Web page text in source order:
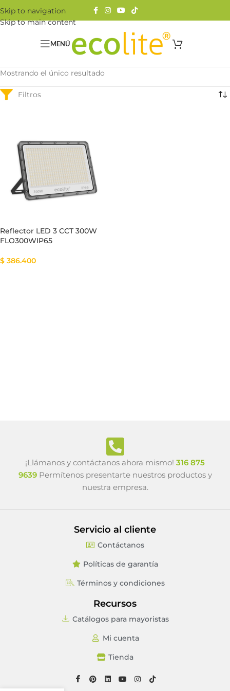
Skip to navigation
Skip to main content
MENÚ
Mostrando el único resultado
Reflector LED 3 CCT 300W
FLO300WIP65
$ 386.400
¡Llámanos y contáctanos ahora mismo! 316 875
9639Permítenos presentarte nuestros productos y
nuestra empresa.
Servicio al cliente
Contáctanos
Políticas de garantía
Términos y condiciones
Recursos
Catálogos para mayoristas
Mi cuenta
Tienda